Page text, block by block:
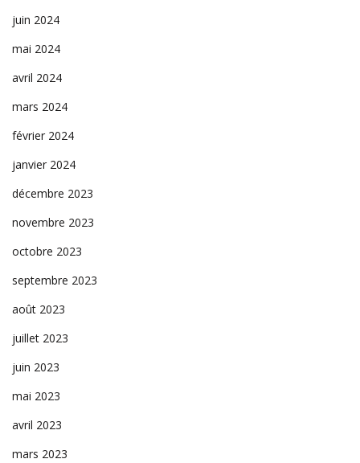
juin 2024
mai 2024
avril 2024
mars 2024
février 2024
janvier 2024
décembre 2023
novembre 2023
octobre 2023
septembre 2023
août 2023
juillet 2023
juin 2023
mai 2023
avril 2023
mars 2023